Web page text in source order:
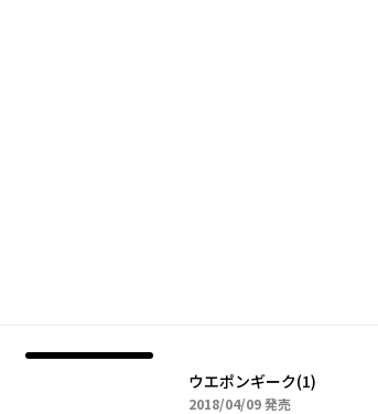
ウエポンギーク(1)
2018/04/092018年04月09日
発売